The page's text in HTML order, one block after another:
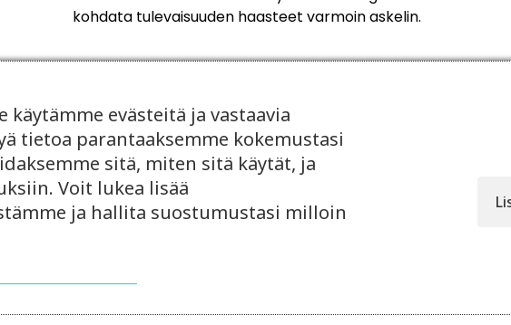
kohdata tulevaisuuden haasteet varmoin askelin.
käytämme evästeitä ja vastaavia
tietoa parantaaksemme kokemustasi
sitä, miten sitä käytät, ja
Voit lukea lisää
ja hallita suostumustasi milloin